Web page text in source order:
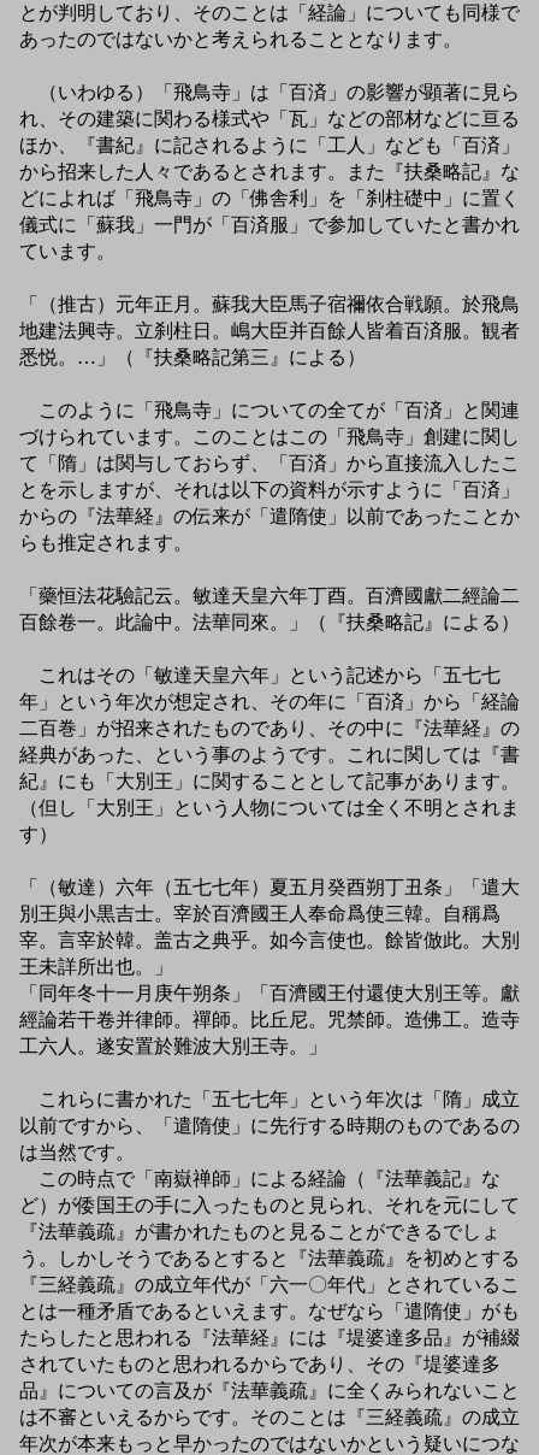
とが判明しており、そのことは「経論」についても同様で
あったのではないかと考えられることとなります。
（いわゆる）「飛鳥寺」は「百済」の影響が顕著に見ら
れ、その建築に関わる様式や「瓦」などの部材などに亘る
ほか、『書紀』に記されるように「工人」なども「百済」
から招来した人々であるとされます。また『扶桑略記』な
どによれば「飛鳥寺」の「佛舎利」を「刹柱礎中」に置く
儀式に「蘇我」一門が「百済服」で参加していたと書かれ
ています。
「（推古）元年正月。蘇我大臣馬子宿禰依合戦願。於飛鳥
地建法興寺。立刹柱日。嶋大臣并百餘人皆着百済服。観者
悉悦。…」（『扶桑略記第三』による）
このように「飛鳥寺」についての全てが「百済」と関連
づけられています。このことはこの「飛鳥寺」創建に関し
て「隋」は関与しておらず、「百済」から直接流入したこ
とを示しますが、それは以下の資料が示すように「百済」
からの『法華経』の伝来が「遣隋使」以前であったことか
らも推定されます。
「藥恒法花驗記云。敏達天皇六年丁酉。百濟國獻二經論二
百餘卷一。此論中。法華同來。」（『扶桑略記』による）
これはその「敏達天皇六年」という記述から「五七七
年」という年次が想定され、その年に「百済」から「経論
二百巻」が招来されたものであり、その中に『法華経』の
経典があった、という事のようです。これに関しては『書
紀』にも「大別王」に関することとして記事があります。
（但し「大別王」という人物については全く不明とされま
す）
「（敏達）六年（五七七年）夏五月癸酉朔丁丑条」「遣大
別王與小黒吉士。宰於百濟國王人奉命爲使三韓。自稱爲
宰。言宰於韓。盖古之典乎。如今言使也。餘皆倣此。大別
王未詳所出也。」
「同年冬十一月庚午朔条」「百濟國王付還使大別王等。獻
經論若干卷并律師。禪師。比丘尼。咒禁師。造佛工。造寺
工六人。遂安置於難波大別王寺。」
これらに書かれた「五七七年」という年次は「隋」成立
以前ですから、「遣隋使」に先行する時期のものであるの
は当然です。
この時点で「南嶽禅師」による経論（『法華義記』な
ど）が倭国王の手に入ったものと見られ、それを元にして
『法華義疏』が書かれたものと見ることができるでしょ
う。しかしそうであるとすると『法華義疏』を初めとする
『三経義疏』の成立年代が「六一〇年代」とされているこ
とは一種矛盾であるといえます。なぜなら「遣隋使」がも
たらしたと思われる『法華経』には『堤婆達多品』が補綴
されていたものと思われるからであり、その『堤婆達多
品』についての言及が『法華義疏』に全くみられないこと
は不審といえるからです。そのことは『三経義疏』の成立
年次が本来もっと早かったのではないかという疑いにつな